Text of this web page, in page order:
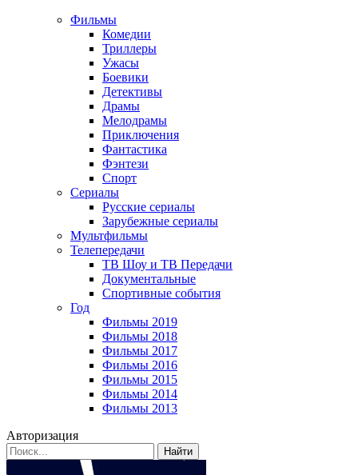
Фильмы
Комедии
Триллеры
Ужасы
Боевики
Детективы
Драмы
Мелодрамы
Приключения
Фантастика
Фэнтези
Спорт
Сериалы
Русские сериалы
Зарубежные сериалы
Мультфильмы
Телепередачи
ТВ Шоу и ТВ Передачи
Документальные
Спортивные события
Год
Фильмы 2019
Фильмы 2018
Фильмы 2017
Фильмы 2016
Фильмы 2015
Фильмы 2014
Фильмы 2013
Авторизация
Найти